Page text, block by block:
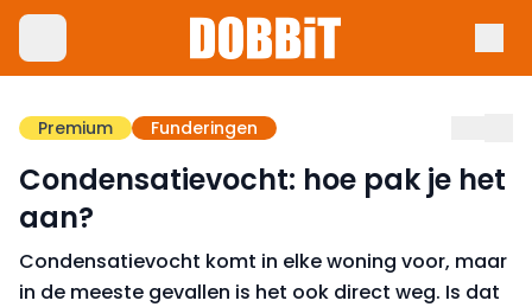
Premium Funderingen
Condensatievocht: hoe pak je het
aan?
Condensatievocht komt in elke woning voor, maar
in de meeste gevallen is het ook direct weg. Is dat